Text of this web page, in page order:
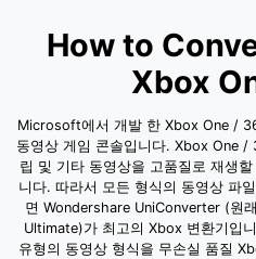
How to
Xbox
Microsoft에서 개발 한 Xbox One /
동영상 게임 콘솔입니다. Xbox One
립 및 기타 동영상을 고품질로 재생
니다. 따라서 모든 형식의 동영상 파
면 Wondershare UniConverter (원
Ultimate)가 최고의 Xbox 변환기입
유형의 동영상 형식을 무손실 품질